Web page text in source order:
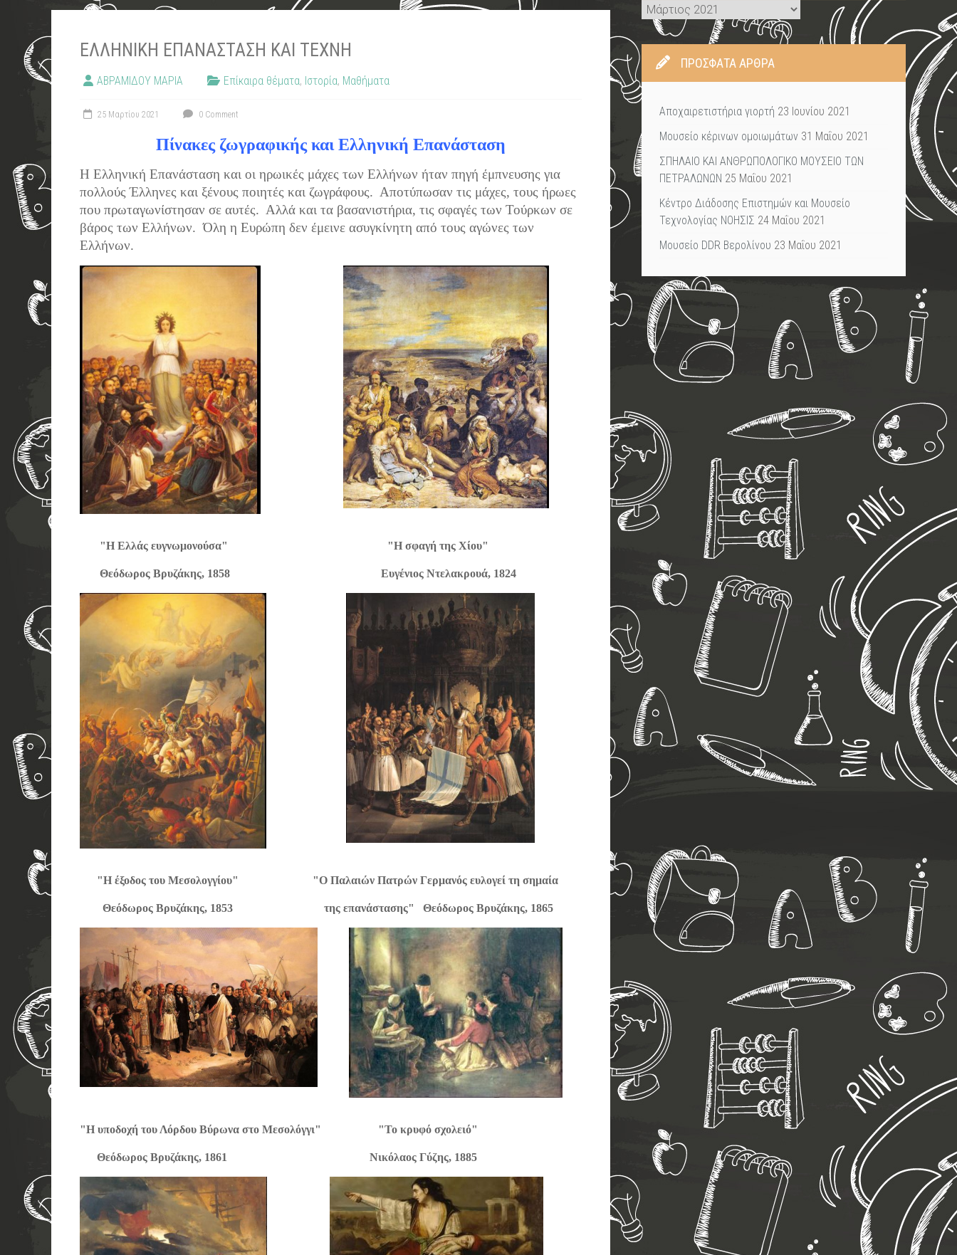
ΕΛΛΗΝΙΚΉ ΕΠΑΝΆΣΤΑΣΗ ΚΑΙ ΤΈΧΝΗ
ΑΒΡΑΜΙΔΟΥ ΜΑΡΙΑ Επίκαιρα θέματα, Ιστορία, Μαθήματα
25 Μαρτίου 2021 0 Comment
Πίνακες ζωγραφικής και Ελληνική Επανάσταση
Η Ελληνική Επανάσταση και οι ηρωικές μάχες των Ελλήνων ήταν πηγή έμπνευσης για
πολλούς Έλληνες και ξένους ποιητές και ζωγράφους. Αποτύπωσαν τις μάχες, τους ήρωες
που πρωταγωνίστησαν σε αυτές. Αλλά και τα βασανιστήρια, τις σφαγές των Τούρκων σε
βάρος των Ελλήνων. Όλη η Ευρώπη δεν έμεινε ασυγκίνητη από τους αγώνες των
Ελλήνων.
"Η Ελλάς ευγνωμονούσα" "Η σφαγή της Χίου"
Θεόδωρος Βρυζάκης, 1858 Ευγένιος Ντελακρουά, 1824
"Η έξοδος του Μεσολογγίου" "Ο Παλαιών Πατρών Γερμανός ευλογεί τη σημαία
Θεόδωρος Βρυζάκης, 1853 της επανάστασης" Θεόδωρος Βρυζάκης, 1865
"Η υποδοχή του Λόρδου Βύρωνα στο Μεσολόγγι" "Το κρυφό σχολειό"
Θεόδωρος Βρυζάκης, 1861 Νικόλαος Γύζης, 1885
Ιστορικό
ΠΡΌΣΦΑΤΑ ΆΡΘΡΑ
Αποχαιρετιστήρια γιορτή 23 Ιουνίου 2021
Μουσείο κέρινων ομοιωμάτων 31 Μαΐου 2021
ΣΠΗΛΑΙΟ ΚΑΙ ΑΝΘΡΩΠΟΛΟΓΙΚΟ ΜΟΥΣΕΙΟ ΤΩΝ
ΠΕΤΡΑΛΩΝΩΝ 25 Μαΐου 2021
Κέντρο Διάδοσης Επιστημών και Μουσείο
Τεχνολογίας ΝΟΗΣΙΣ 24 Μαΐου 2021
Μουσείο DDR Βερολίνου 23 Μαΐου 2021